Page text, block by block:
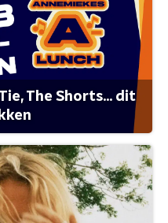
The Shorts... dit